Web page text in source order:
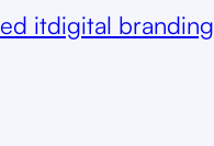
itdigital branding